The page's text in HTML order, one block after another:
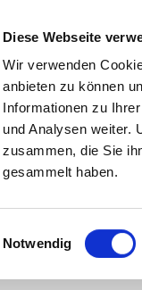
Diese Webseite
Wir verwenden
anbieten zu können
Informationen zu
und Analysen weiter.
zusammen, die Sie
gesammelt haben.
Einwilligungsauswahl
Notwendig